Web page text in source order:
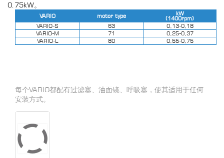
0.75kW。
VARIO motor type kW
(1400rpm)
VARIO-S
63
0,13-0,18
VARIO-M
71
0,25-0,37
VARIO-L
80 0,55-0,75
每个VARIO都配有过滤塞、油面镜、呼吸塞，使其适用于任何
安装方式。